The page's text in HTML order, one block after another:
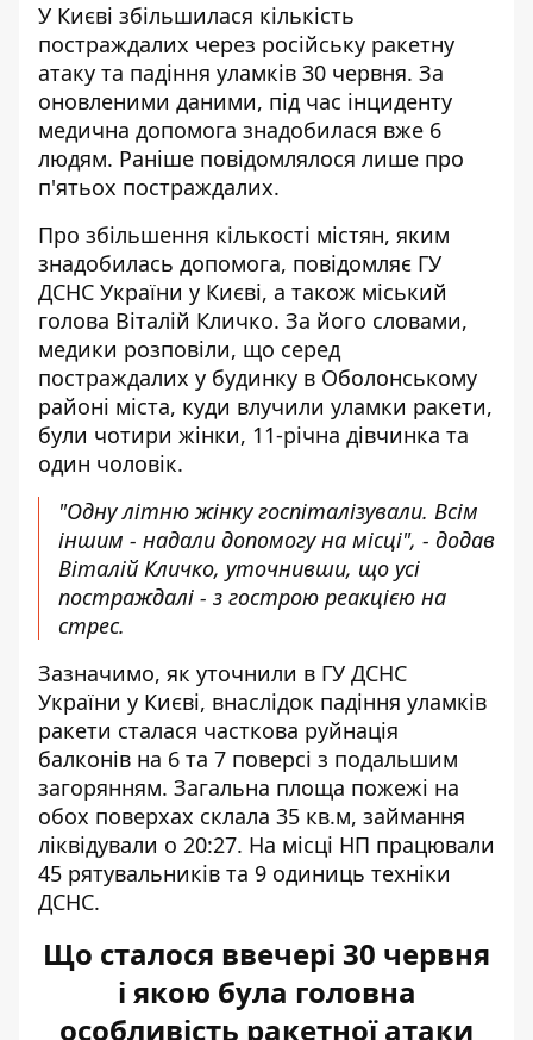
У Києві збільшилася кількість
постраждалих через російську ракетну
атаку та падіння уламків 30 червня. За
оновленими даними, під час інциденту
медична допомога знадобилася вже 6
людям. Раніше повідомлялося лише про
п'ятьох постраждалих.
Про збільшення кількості містян, яким
знадобилась допомога, повідомляє ГУ
ДСНС України у Києві, а також міський
голова Віталій Кличко. За його словами,
медики розповіли, що серед
постраждалих у будинку в Оболонському
районі міста, куди влучили уламки ракети,
були чотири жінки, 11-річна дівчинка та
один чоловік.
"Одну літню жінку госпіталізували. Всім
іншим - надали допомогу на місці", - додав
Віталій Кличко, уточнивши, що усі
постраждалі - з гострою реакцією на
стрес.
Зазначимо, як уточнили в ГУ ДСНС
України у Києві, внаслідок падіння уламків
ракети сталася часткова руйнація
балконів на 6 та 7 поверсі з подальшим
загорянням. Загальна площа пожежі на
обох поверхах склала 35 кв.м, займання
ліквідували о 20:27. На місці НП працювали
45 рятувальників та 9 одиниць техніки
ДСНС.
Що сталося ввечері 30 червня
і якою була головна
особливість ракетної атаки